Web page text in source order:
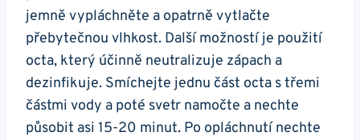
jemně vypláchněte a opatrně⁢ vytlačte
přebytečnou vlhkost. Další možností je použití
octa, který účinně‌ neutralizuje zápach a​
dezinfikuje. Smíchejte jednu ‍část⁣ octa s třemi
částmi vody a​ poté svetr namočte a nechte
působit asi ⁤15-20 minut. ⁣Po opláchnutí nechte